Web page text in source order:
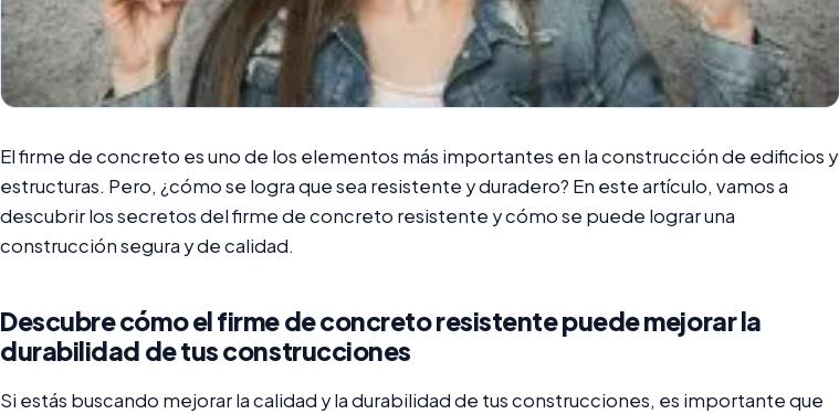
El firme de concreto es uno de los elementos más importantes en la construcción de edificios y
estructuras. Pero, ¿cómo se logra que sea resistente y duradero? En este artículo, vamos a
descubrir los secretos del firme de concreto resistente y cómo se puede lograr una
construcción segura y de calidad.
Descubre cómo el firme de concreto resistente puede mejorar la
durabilidad de tus construcciones
Si estás buscando mejorar la calidad y la durabilidad de tus construcciones, es importante que